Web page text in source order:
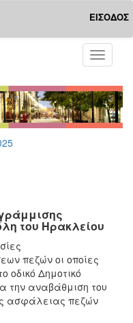
ΕΙΣΟΔΟΣ
Toggle
του Ηρακλείου
πεζών οι οποίες
οδικό Δημοτικό
την αναβάθμιση του
ασφάλειας πεζών